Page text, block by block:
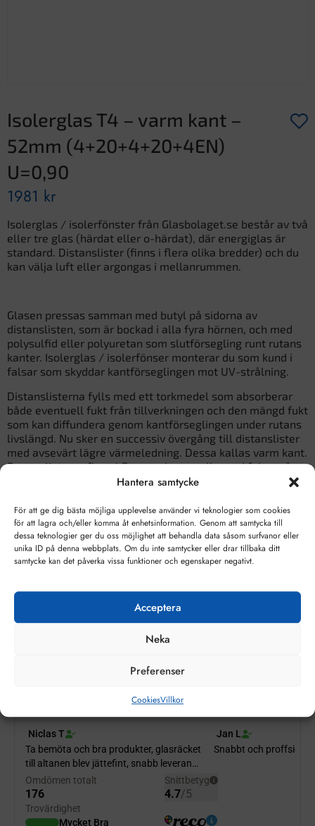
Hantera samtycke
För att ge dig bästa möjliga upplevelse använder vi teknologier som cookies
för att lagra och/eller komma åt enhetsinformation. Genom att samtycka till
dessa teknologier ger du oss möjlighet att behandla data såsom surfvanor eller
unika ID på denna webbplats. Om du inte samtycker eller drar tillbaka ditt
samtycke kan det påverka vissa funktioner och egenskaper negativt.
Acceptera
Neka
Preferenser
CookiesVillkor
Isolerglas T4 – varm kant –
52mm (4+20+4+20+4EN)
U=0,90
1981 kr
Isolerglas / isolerfönster från Glasbolaget.se består av två
eller tre glas (härdat eller o-härdat), där energiglas är
standard. Distanslister (finns i flera olika bredder) och du
kan välja luft eller argongas i mellanrummen.
Glasen pressas samman med butyl på sidorna av
distanslisten, som är bockad i alla fyra hörnen, och med
polysulfid eller polyuretan som slutförsegling runt rutans
kanter. Isolerglas / isolerfönser monterar du som kund i
falsar som skyddar kantförseglingen mot UV-strålning.
Distanslisterna fylls med ett torkmedel som absorberar
både eventuell fukt från tillverkningen och den mängd fukt
som kan diffundera genom kantförseglingen under rutans
livslängd. Nu sker en successiv övergång till distanslister
med avsevärt lägre värmeledning. Dessa kallas varm kant.
De nya listerna finns i flera varianter, alla med fokus på
låg värmeledning utan att göra avkall på isolerrutornas
och kan levereras i flera färger.
Genom att välja en “varm kant” blir resultatet av fönstrets
totala U-värde med upp till 0,1 W/m²K, givetvis beroende
på fönstrets konstruktion och format. Med varmare
Minsta debitering per glas 0,5 kvm
Vid beställning av andra uppbygnader av energiglas,
energifönster, isolerglas / isolerfönster än uppvisade på